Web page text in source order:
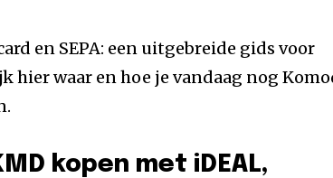
en SEPA: een uitgebreide gids voor
hier waar en hoe je vandaag nog
kopen met iDEAL,